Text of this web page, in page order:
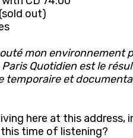
out)
mon environnement
Quotidien est le
et
here at this address,
time of listening?